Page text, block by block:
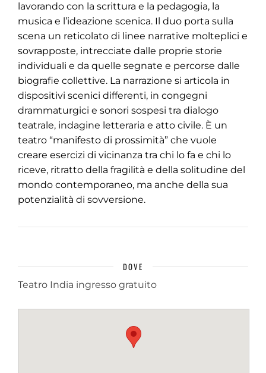
lavorando con la scrittura e la pedagogia, la
musica e l’ideazione scenica. Il duo porta sulla
scena un reticolato di linee narrative molteplici e
sovrapposte, intrecciate dalle proprie storie
individuali e da quelle segnate e percorse dalle
biografie collettive. La narrazione si articola in
dispositivi scenici differenti, in congegni
drammaturgici e sonori sospesi tra dialogo
teatrale, indagine letteraria e atto civile. È un
teatro “manifesto di prossimità” che vuole
creare esercizi di vicinanza tra chi lo fa e chi lo
riceve, ritratto della fragilità e della solitudine del
mondo contemporaneo, ma anche della sua
potenzialità di sovversione.
DOVE
Teatro India ingresso gratuito